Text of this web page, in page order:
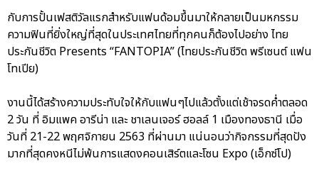
กับการปั้นเฟสติวัลแรกสำหรับแฟนด้อมขึ้นมาให้กลายเป็นมหกรรม
ความฟินที่ยิ่งใหญ่ที่สุดในประเทศไทยที่ทุกคนก็ต้องไปอย่าง ไทย
ประกันชีวิต Presents “FANTOPIA” (ไทยประกันชีวิต พรีเซนต์ แฟน
โทเปีย)
งานนี้ได้สร้างความประทับใจให้กับแฟนๆไปแล้วตั้งแต่เช้าจรดค่ำตลอด
2 วัน ที่ อิมแพค อารีน่า และ ชาเลนเจอร์ ฮอลล์ 1 เมืองทองธานี เมื่อ
วันที่ 21-22 พฤศจิกายน 2563 ที่ผ่านมา แน่นอนว่ากิจกรรมที่สุดปัง
มากที่สุดคงหนีไม่พ้นการแสดงคอนเสิร์ตและโซน Expo (เอ็กซ์โป)